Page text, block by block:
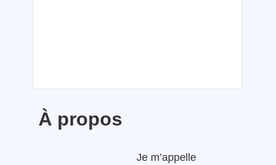
À propos
Je m’appelle